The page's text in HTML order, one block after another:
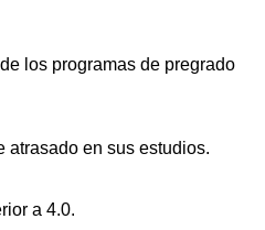
los programas de pregrado
atrasado en sus estudios.
a 4.0.